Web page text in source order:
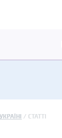
СТАТТІ